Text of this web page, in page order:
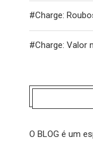
#Charge:
#Charge: Valor
O BLOG é um